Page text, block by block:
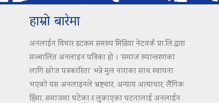
हाम्रो बारेमा
अनलाईन विचार डटकम समरुप मिडिया नेटवर्क प्रा.लि.द्वारा
सञ्चालित अनलाइन पत्रिका हो । ‘समाज रुपान्तरणका
लागि खोज पत्रकारिता’ भन्ने मुल नाराका साथ स्थापना
भएको यस अनलाइनले भ्रष्टचार, अन्याय अत्याचार, लैंगिक
हिंसा, समाजमा घटेका र लुकाएका घटनालाई अनलाईन